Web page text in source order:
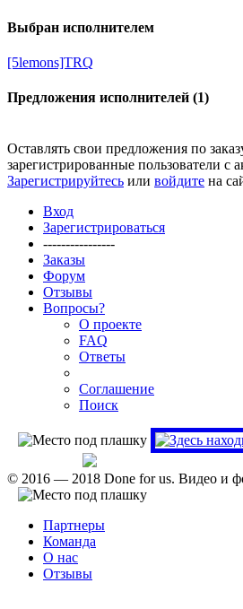
Выбран исполнителем
[5lemons]TRQ
Предложения исполнителей (1)
Оставлять свои предложения по
зарегистрированные пользователи с
Зарегистрируйтесь или войдите на
Вход
Зарегистрироваться
----------------
Заказы
Форум
Отзывы
Вопросы?
О проекте
FAQ
Ответы
Соглашение
Поиск
© 2016 — 2018 Done for us. Видео и
Партнеры
Команда
О нас
Отзывы